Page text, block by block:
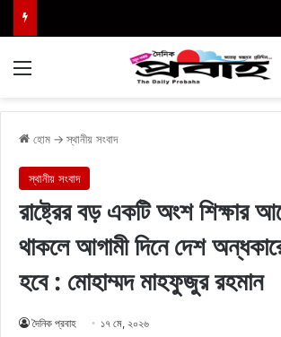
হোম → স্থানীয় সংবাদ
স্থানীয় সংবাদ
রাষ্ট্রের বড় একটি অংশ শিক্ষার
থাকলে আগামী দিনে দেশ
হবে : মোহাম্মদ মাহফুজুর রহমান
দৈনিক প্রবাহ ১৭ মে, ২০২৬